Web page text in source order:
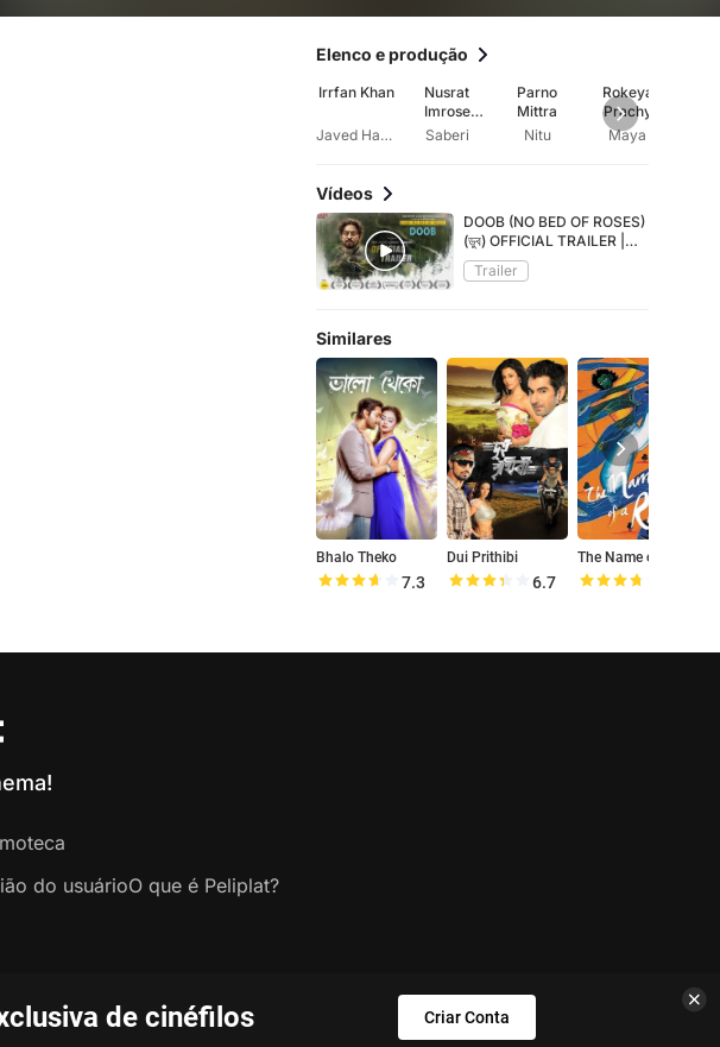
Elenco e produção
Irrfan Khan
Javed Hasan
Nusrat
Imrose
Tisha
Saberi
Parno
Mittra
Nitu
Rokeya
Prachy
Maya
Vídeos
DOOB (NO BED OF ROSES)
(ডুব) OFFICIAL TRAILER |
IRRFAN | TISHA | PARNO |
BENGALI MOVIE 2017
Trailer
Similares
Bhalo Theko
7.3
Dui Prithibi
6.7
de cinéfilos Criar Conta
do usuárioO que é Peliplat?